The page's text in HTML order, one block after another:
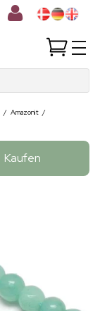
/ Amazonit /
Kaufen